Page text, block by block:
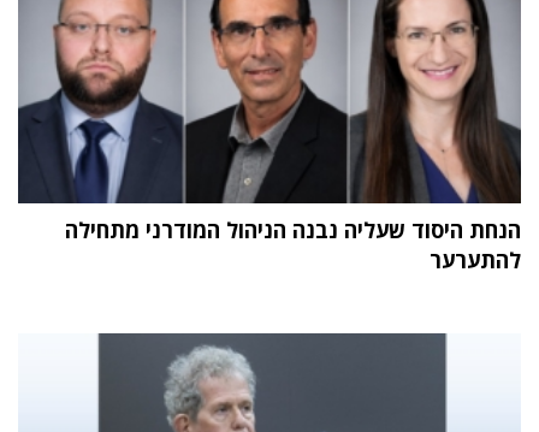
הנחת היסוד שעליה נבנה הניהול המודרני מתחילה
להתערער